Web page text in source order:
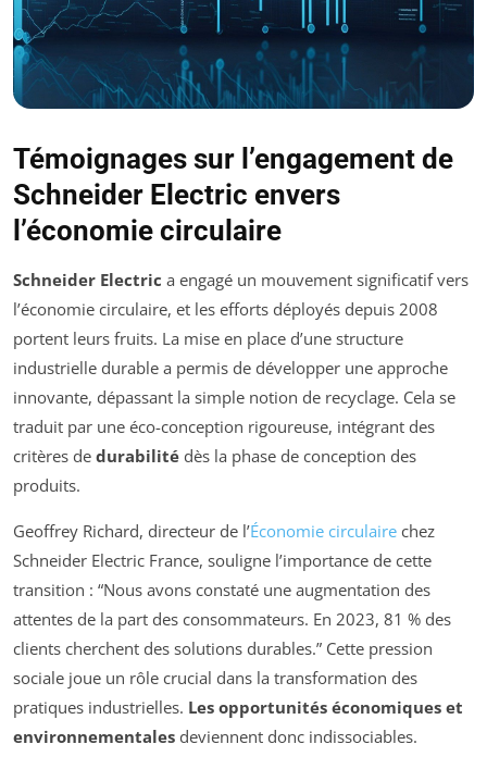
Témoignages sur l’engagement de
Schneider Electric envers
l’économie circulaire
Schneider Electric a engagé un mouvement significatif vers
l’économie circulaire, et les efforts déployés depuis 2008
portent leurs fruits. La mise en place d’une structure
industrielle durable a permis de développer une approche
innovante, dépassant la simple notion de recyclage. Cela se
traduit par une éco-conception rigoureuse, intégrant des
critères de durabilité dès la phase de conception des
produits.
Geoffrey Richard, directeur de l’Économie circulaire chez
Schneider Electric France, souligne l’importance de cette
transition : “Nous avons constaté une augmentation des
attentes de la part des consommateurs. En 2023, 81 % des
clients cherchent des solutions durables.” Cette pression
sociale joue un rôle crucial dans la transformation des
pratiques industrielles. Les opportunités économiques et
environnementales deviennent donc indissociables.